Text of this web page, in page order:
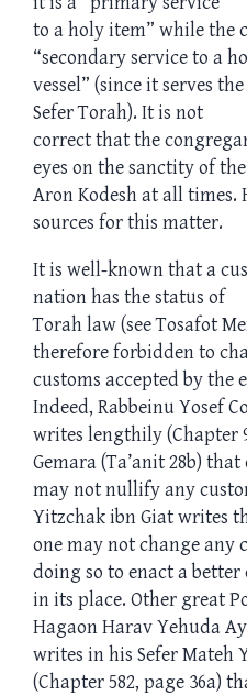
to a holy item” while the
“secondary service to a
vessel” (since it serves
Sefer Torah). It is not
correct that the
eyes on the sanctity of the
Aron Kodesh at all times.
sources for this matter.
It is well-known that a
nation has the status of
Torah law (see Tosafot
therefore forbidden to
customs accepted by the
Indeed, Rabbeinu Yosef
writes lengthily (Chapter
Gemara (Ta’anit 28b) that
may not nullify any
Yitzchak ibn Giat writes
one may not change any
doing so to enact a better
in its place. Other great
Hagaon Harav Yehuda
writes in his Sefer Mateh
(Chapter 582, page 36a)